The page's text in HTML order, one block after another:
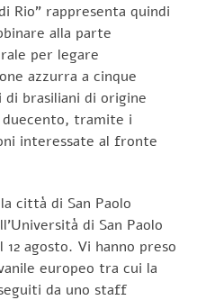
Rio” rappresenta quindi
alla parte
per legare
azzurra a cinque
brasiliani di origine
duecento, tramite i
interessate al fronte
città di San Paolo
di San Paolo
12 agosto. Vi hanno preso
europeo tra cui la
da uno staff